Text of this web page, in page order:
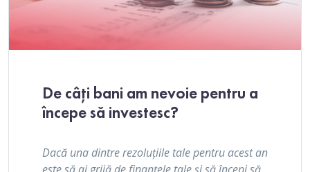
De câți bani am nevoie pentru a
începe să investesc?
Dacă una dintre rezoluțiile tale pentru acest an